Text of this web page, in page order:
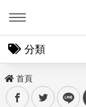
分類
首頁
facebooktwitter line